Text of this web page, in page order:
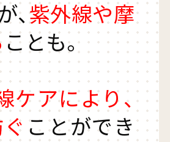
、紫外線や摩
ことも。
ケアにより、
ことができ